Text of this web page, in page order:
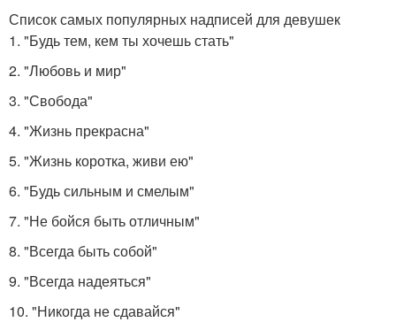
Список самых популярных надписей для девушек
1. "Будь тем, кем ты хочешь стать"
2. "Любовь и мир"
3. "Свобода"
4. "Жизнь прекрасна"
5. "Жизнь коротка, живи ею"
6. "Будь сильным и смелым"
7. "Не бойся быть отличным"
8. "Всегда быть собой"
9. "Всегда надеяться"
10. "Никогда не сдавайся"